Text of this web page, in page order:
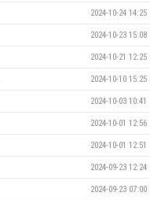
2024-10-24 14:25
2024-10-23 15:08
2024-10-21 12:25
2024-10-10 15:25
2024-10-03 10:41
2024-10-01 12:56
2024-10-01 12:51
2024-09-23 12:24
2024-09-23 07:00